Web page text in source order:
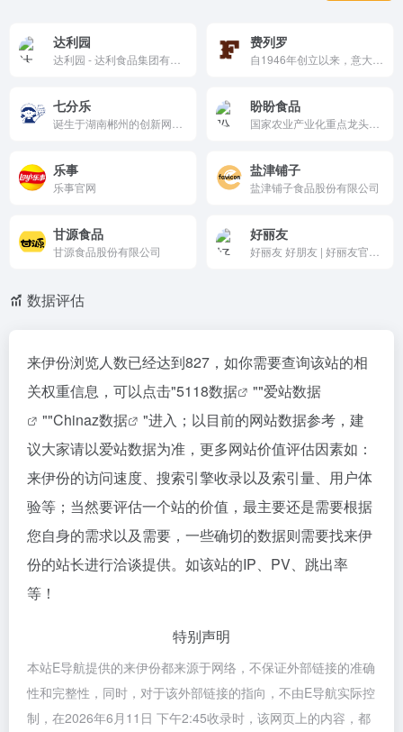
达利园 费列罗
七分乐 盼盼食品
乐事
乐事官网
盐津铺子
盐津铺子食品股份有限公司
甘源食品
甘源食品股份有限公司
好丽友
数据评估
来伊份浏览人数已经达到827，如你需要查询该站的相
关权重信息，可以点击"5118数据 ""爱站数据
""Chinaz数据
"进入；以目前的网站数据参考，建
议大家请以爱站数据为准，更多网站价值评估因素如：
来伊份的访问速度、搜索引擎收录以及索引量、用户体
验等；当然要评估一个站的价值，最主要还是需要根据
您自身的需求以及需要，一些确切的数据则需要找来伊
份的站长进行洽谈提供。如该站的IP、PV、跳出率
等！
特别声明
本站E导航提供的来伊份都来源于网络，不保证外部链接的准确
性和完整性，同时，对于该外部链接的指向，不由E导航实际控
制，在2026年6月11日 下午2:45收录时，该网页上的内容，都